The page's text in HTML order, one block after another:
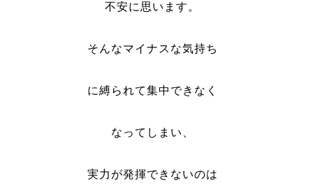
不安に思います。
そんなマイナスな気持ち
に縛られて集中できなく
なってしまい、
実力が発揮できないのは